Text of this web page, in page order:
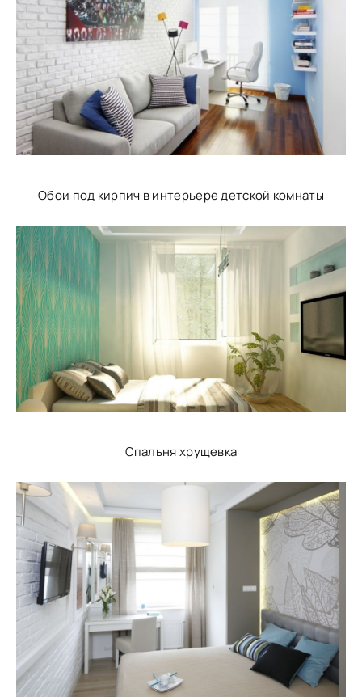
Обои под кирпич в интерьере детской комнаты
Спальня хрущевка